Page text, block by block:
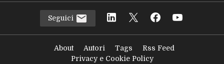
Seguici
About Autori Tags
Rss Feed
Privacy e Cookie Policy